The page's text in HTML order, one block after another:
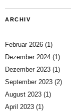
ARCHIV
Februar 2026 (1)
Dezember 2024 (1)
Dezember 2023 (1)
September 2023 (2)
August 2023 (1)
April 2023 (1)